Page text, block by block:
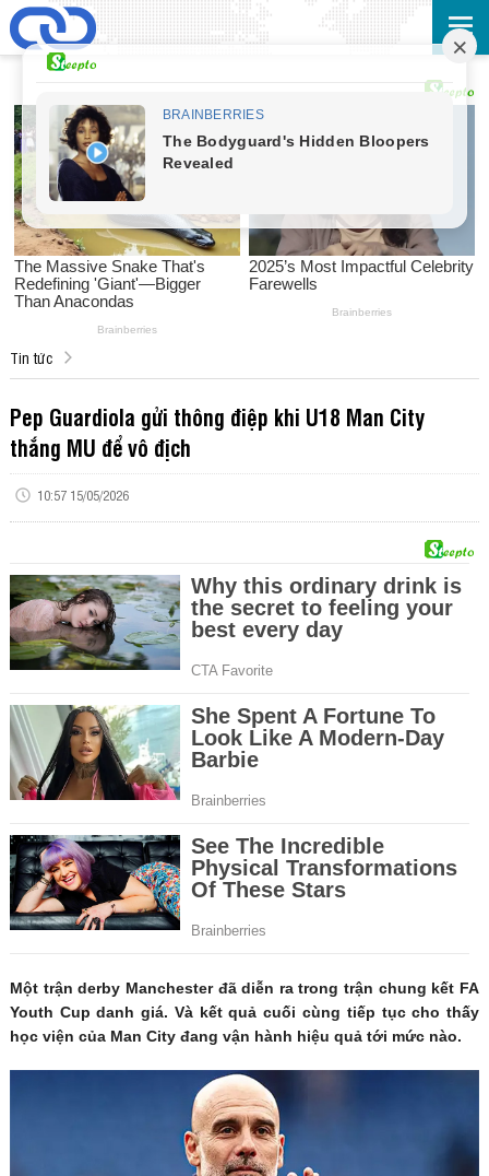
Tin tức
Pep Guardiola gửi thông điệp khi U18 Man City
thắng MU để vô địch
10:57 15/05/2026
Một trận derby Manchester đã diễn ra trong trận chung kết FA
Youth Cup danh giá. Và kết quả cuối cùng tiếp tục cho thấy
học viện của Man City đang vận hành hiệu quả tới mức nào.